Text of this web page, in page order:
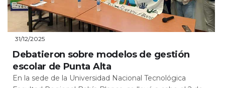
31/12/2025
Debatieron sobre modelos de gestión
escolar de Punta Alta
En la sede de la Universidad Nacional Tecnológica